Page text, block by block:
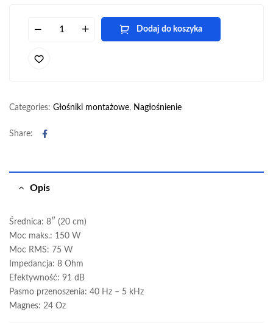
Dodaj do koszyka
Categories: Głośniki montażowe, Nagłośnienie
Share: Facebook
Opis
Średnica: 8″ (20 cm)
Moc maks.: 150 W
Moc RMS: 75 W
Impedancja: 8 Ohm
Efektywność: 91 dB
Pasmo przenoszenia: 40 Hz – 5 kHz
Magnes: 24 Oz